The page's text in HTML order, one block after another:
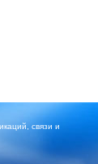
связи и